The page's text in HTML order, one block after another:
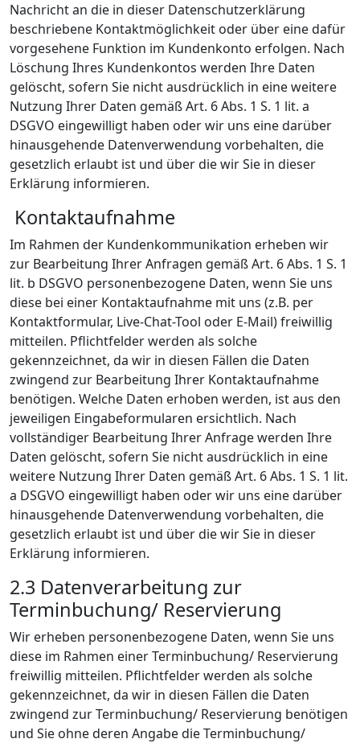
Nachricht an die in dieser Datenschutzerklärung
beschriebene Kontaktmöglichkeit oder über eine dafür
vorgesehene Funktion im Kundenkonto erfolgen. Nach
Löschung Ihres Kundenkontos werden Ihre Daten
gelöscht, sofern Sie nicht ausdrücklich in eine weitere
Nutzung Ihrer Daten gemäß Art. 6 Abs. 1 S. 1 lit. a
DSGVO eingewilligt haben oder wir uns eine darüber
hinausgehende Datenverwendung vorbehalten, die
gesetzlich erlaubt ist und über die wir Sie in dieser
Erklärung informieren.
Kontaktaufnahme
Im Rahmen der Kundenkommunikation erheben wir
zur Bearbeitung Ihrer Anfragen gemäß Art. 6 Abs. 1 S. 1
lit. b DSGVO personenbezogene Daten, wenn Sie uns
diese bei einer Kontaktaufnahme mit uns (z.B. per
Kontaktformular, Live-Chat-Tool oder E-Mail) freiwillig
mitteilen. Pflichtfelder werden als solche
gekennzeichnet, da wir in diesen Fällen die Daten
zwingend zur Bearbeitung Ihrer Kontaktaufnahme
benötigen. Welche Daten erhoben werden, ist aus den
jeweiligen Eingabeformularen ersichtlich. Nach
vollständiger Bearbeitung Ihrer Anfrage werden Ihre
Daten gelöscht, sofern Sie nicht ausdrücklich in eine
weitere Nutzung Ihrer Daten gemäß Art. 6 Abs. 1 S. 1 lit.
a DSGVO eingewilligt haben oder wir uns eine darüber
hinausgehende Datenverwendung vorbehalten, die
gesetzlich erlaubt ist und über die wir Sie in dieser
Erklärung informieren.
2.3 Datenverarbeitung zur
Terminbuchung/ Reservierung
Wir erheben personenbezogene Daten, wenn Sie uns
diese im Rahmen einer Terminbuchung/ Reservierung
freiwillig mitteilen. Pflichtfelder werden als solche
gekennzeichnet, da wir in diesen Fällen die Daten
zwingend zur Terminbuchung/ Reservierung benötigen
und Sie ohne deren Angabe die Terminbuchung/